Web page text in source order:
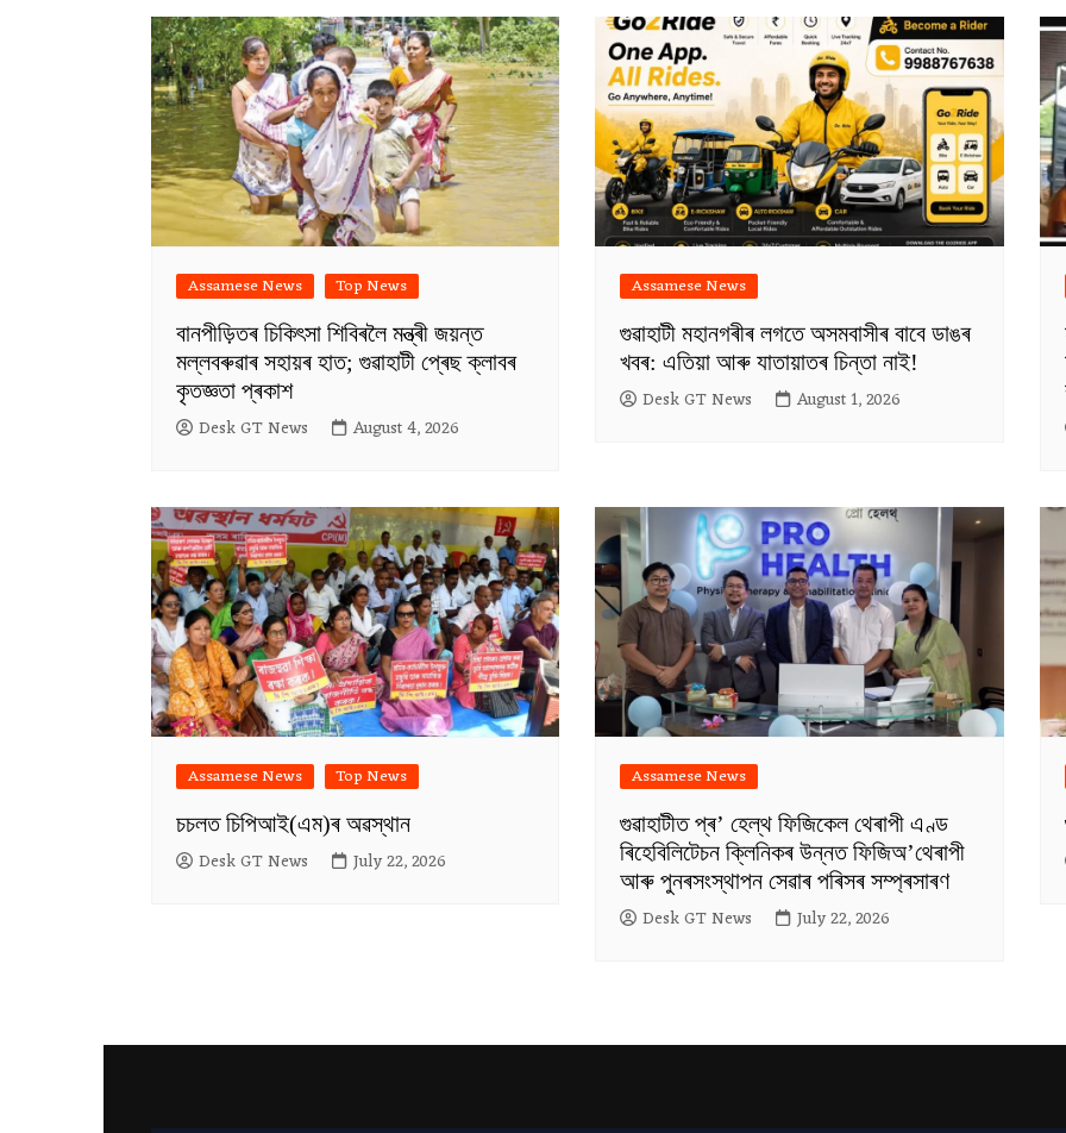
Assamese News Top News
বানপীড়িতৰ চিকিৎসা শিবিৰলৈ মন্ত্ৰী জয়ন্ত
মল্লবৰুৱাৰ সহায়ৰ হাত; গুৱাহাটী প্ৰেছ ক্লাবৰ
কৃতজ্ঞতা প্ৰকাশ
Desk GT News August 4, 2026
Assamese News
গুৱাহাটী মহানগৰীৰ লগতে অসমবাসীৰ বাবে ডাঙৰ
খবৰ: এতিয়া আৰু যাতায়াতৰ চিন্তা নাই!
Desk GT News August 1, 2026
Assamese News Top News
চচলত চিপিআই(এম)ৰ অৱস্থান
Desk GT News July 22, 2026
Assamese News
গুৱাহাটীত প্ৰ’ হেল্থ ফিজিকেল থেৰাপী এণ্ড
ৰিহেবিলিটেচন ক্লিনিকৰ উন্নত ফিজিঅ’থেৰাপী
আৰু পুনৰসংস্থাপন সেৱাৰ পৰিসৰ সম্প্ৰসাৰণ
Desk GT News July 22, 2026